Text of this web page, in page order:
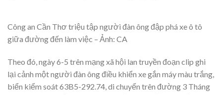
Công an Cần Thơ triệu tập người đàn ông đập phá xe ô tô
giữa đường đến làm việc – Ảnh: CA
Theo đó, ngày 6-5 trên mạng xã hội lan truyền đoạn clip ghi
lại cảnh một người đàn ông điều khiển xe gắn máy màu trắng,
biển kiểm soát 63B5-292.74, di chuyển trên đường 3 Tháng